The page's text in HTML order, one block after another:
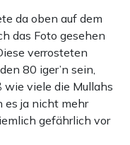
da oben auf dem
das Foto gesehen
verrosteten
80 iger’n sein,
wie viele die Mullahs
es ja nicht mehr
gefährlich vor